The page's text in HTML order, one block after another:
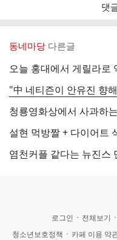
댓
동네마당 다른글
"中 네티즌이 안유진 향
설현 먹방짤 + 다이어트
염천커플 같다는 뉴진스
로그인 전체보기
청소년보호정책
카페 이용 약